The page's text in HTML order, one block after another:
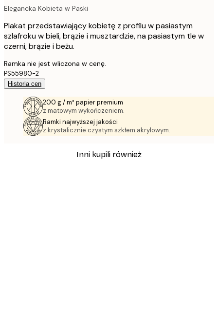
Elegancka Kobieta w Paski
Plakat przedstawiający kobietę z profilu w pasiastym
szlafroku w bieli, brązie i musztardzie, na pasiastym tle w
czerni, brązie i beżu.
Ramka nie jest wliczona w cenę.
PS55980-2
Historia cen
200 g / m² papier premium
z matowym wykończeniem.
Ramki najwyższej jakości
z krystalicznie czystym szkłem akrylowym.
Inni kupili również